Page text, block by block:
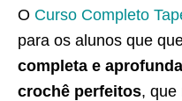
O Curso Completo
para os alunos que
completa e
crochê perfeitos, que